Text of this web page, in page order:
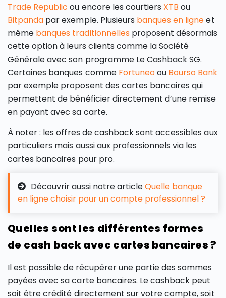
Trade Republic ou encore les courtiers XTB ou
Bitpanda par exemple. Plusieurs banques en ligneet
même banques traditionnelles proposent désormais
cette option à leurs clients comme la Société
Générale avec son programme Le Cashback SG.
Certaines banques comme Fortuneoou Bourso Bank
par exemple proposent des cartes bancaires qui
permettent de bénéficier directement d’une remise
en payant avec sa carte.
À noter : les offres de cashback sont accessibles aux
particuliers mais aussi aux professionnels via les
cartes bancaires pour pro.
Découvrir aussi notre articleQuelle banque
en ligne choisir pour un compte professionnel ?
Quelles sont les différentes formes
de cash back avec cartes bancaires ?
Il est possible de récupérer une partie des sommes
payées avec sa carte bancaires. Le cashback peut
soit être crédité directement sur votre compte, soit